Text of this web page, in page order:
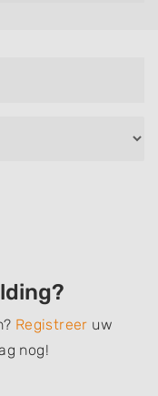
Registreer uw
nog!